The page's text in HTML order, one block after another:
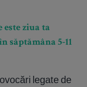
este ziua ta
săptămâna 5-11
legate de